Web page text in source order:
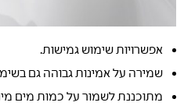
אפשרויות שימוש גמישות.
שמירה על אמינות גבוהה גם
מתוכננת לשמור על כמות מים